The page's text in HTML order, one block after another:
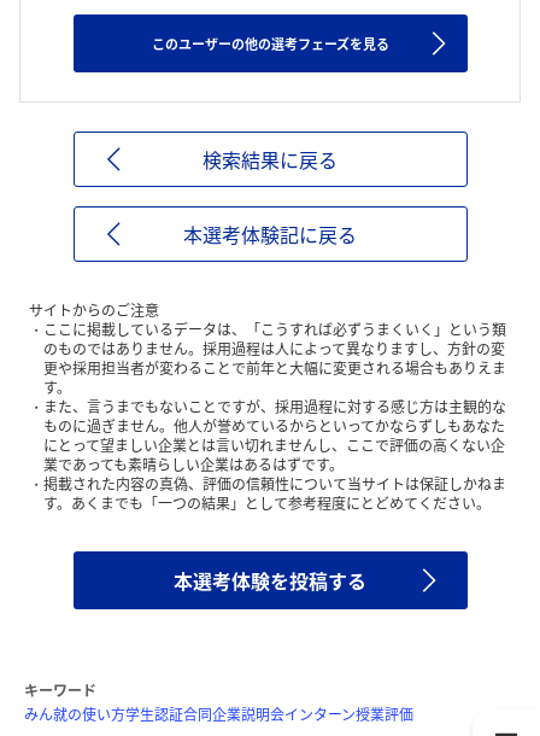
このユーザーの他の選考フェーズを見る
検索結果に戻る
本選考体験記に戻る
サイトからのご注意
ここに掲載しているデータは、「こうすれば必ずうまくいく」という類
のものではありません。採用過程は人によって異なりますし、方針の変
更や採用担当者が変わることで前年と大幅に変更される場合もありえま
す。
また、言うまでもないことですが、採用過程に対する感じ方は主観的な
ものに過ぎません。他人が誉めているからといってかならずしもあなた
にとって望ましい企業とは言い切れませんし、ここで評価の高くない企
業であっても素晴らしい企業はあるはずです。
掲載された内容の真偽、評価の信頼性について当サイトは保証しかねま
す。あくまでも「一つの結果」として参考程度にとどめてください。
本選考体験を投稿する
キーワード
みん就の使い方学生認証合同企業説明会インターン授業評価